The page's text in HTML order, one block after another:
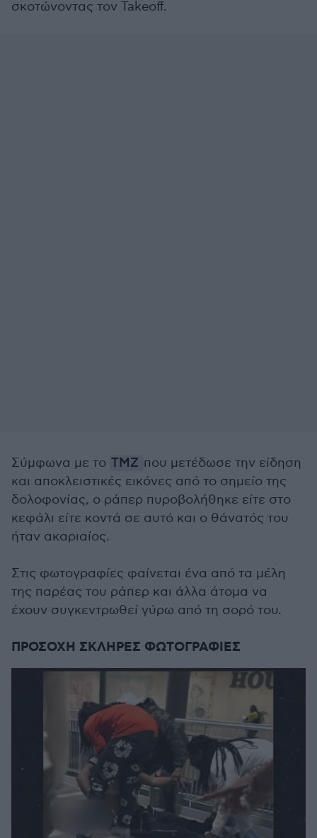
σκοτώνοντας τον Takeoff.
Σύμφωνα με το TMZ που μετέδωσε την είδηση
και αποκλειστικές εικόνες από το σημείο της
δολοφονίας, ο ράπερ πυροβολήθηκε είτε στο
κεφάλι είτε κοντά σε αυτό και ο θάνατός του
ήταν ακαριαίος.
Στις φωτογραφίες φαίνεται ένα από τα μέλη
της παρέας του ράπερ και άλλα άτομα να
έχουν συγκεντρωθεί γύρω από τη σορό του.
ΠΡΟΣΟΧΗ ΣΚΛΗΡΕΣ ΦΩΤΟΓΡΑΦΙΕΣ